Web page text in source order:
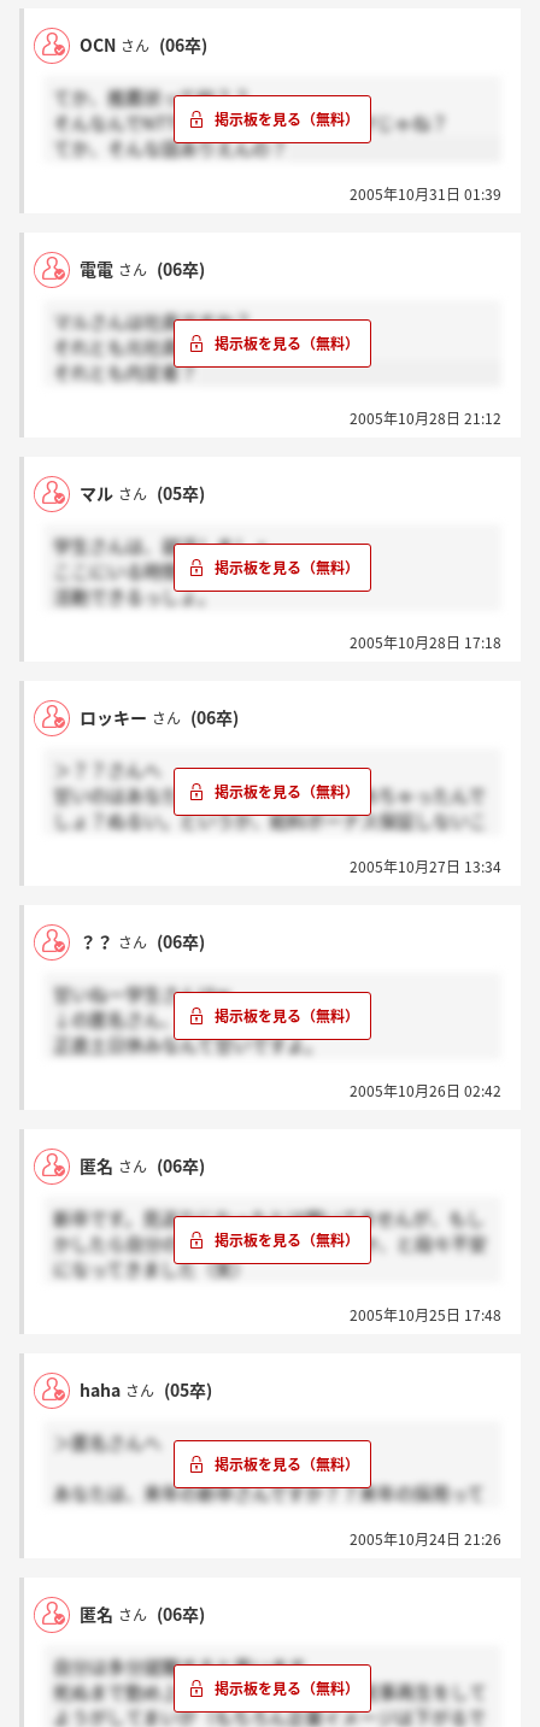
OCN さん (06卒)
てか、推薦状って何？？
そんなんでNTTに入れるなら、大もうけじゃね？
てか、そんな話ありえんの？
2005年10月31日 01:39
電電 さん (06卒)
マルさんは社員ですか？
それとも元社員？
それとも内定者？
2005年10月28日 21:12
マル さん (05卒)
学生さんは、就活しましょ。
ここにいる時間があるなら
活動できるっしょ。
2005年10月28日 17:18
ロッキー さん (06卒)
＞？？さんへ
甘いのはあなたじゃないですか？？やめちゃったんで
しょ？ぬるい。というか、給料ボーナス保証しないこ
2005年10月27日 13:34
？？ さん (06卒)
甘いねー学生さんはw
↓の匿名さん、
正直土日休みなんて甘いですよ。
え。規定の給料貰って？？なめてますねw
あなたみたいな考えだと社会に出ないほうが良いかも
しれませんよ。
2005年10月26日 02:42
匿名 さん (06卒)
新卒です。見送りになったとは聞いてませんが、もし
かしたら自分の都合いい解釈だったのか、と段々不安
になってきました（笑）
容じゃなかったですか？集まりでも。
思われたか、是非聞かせてください。
2005年10月25日 17:48
haha さん (05卒)
＞匿名さんへ
あなたは、来年の新卒さんですか？？来年の採用って
でしょう？？もしかして、中途採用の方ですか？？質
2005年10月24日 21:26
匿名 さん (06卒)
自分は多分就職すると思います。
死ぬまで勤め上げるわけじゃないし、民事再生をして
ようがしてまいが（もちろん企業イメージは下がるで